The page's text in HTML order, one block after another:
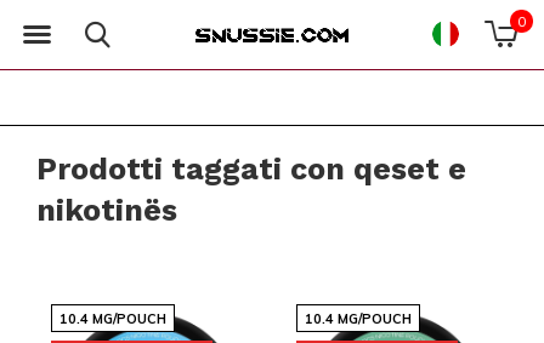
0
Prodotti taggati con qeset e
nikotinës
10.4 MG/POUCH 10.4 MG/POUCH